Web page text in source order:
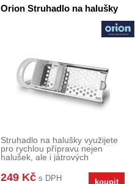
Orion Struhadlo na halušky
Struhadlo na halušky využijete
pro rychlou přípravu nejen
halušek, ale i játrových
249 Kč s DPH koupit